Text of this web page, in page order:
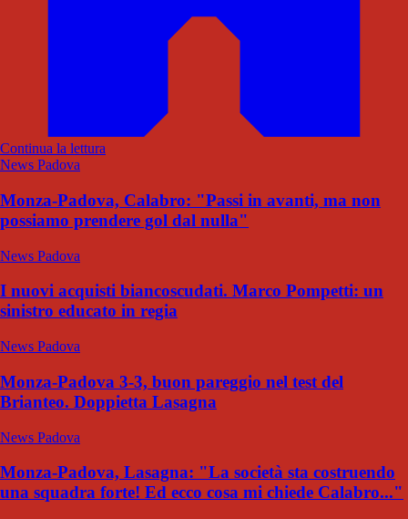
Continua la lettura
News Padova
Monza-Padova, Calabro: "Passi in avanti, ma non
possiamo prendere gol dal nulla"
News Padova
I nuovi acquisti biancoscudati. Marco Pompetti: un
sinistro educato in regia
News Padova
Monza-Padova 3-3, buon pareggio nel test del
Brianteo. Doppietta Lasagna
News Padova
Monza-Padova, Lasagna: "La società sta costruendo
una squadra forte! Ed ecco cosa mi chiede Calabro..."